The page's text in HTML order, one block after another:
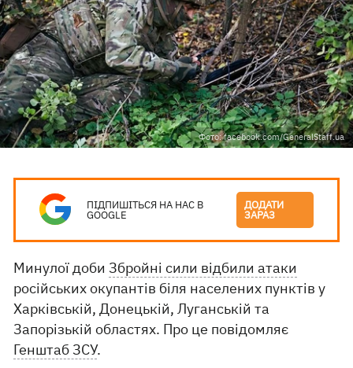
Фото: facebook.com/GeneralStaff.ua
ПІДПИШІТЬСЯ НА НАС В
GOOGLE
ДОДАТИ
ЗАРАЗ
Минулої доби Збройні сили відбили атаки
російських окупантів біля населених пунктів у
Харківській, Донецькій, Луганській та
Запорізькій областях. Про це повідомляє
Генштаб ЗСУ.